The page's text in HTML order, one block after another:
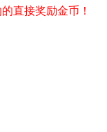
直接奖励金币！